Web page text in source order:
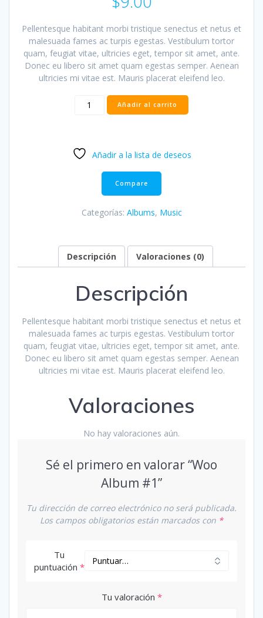
Pellentesque habitant morbi tristique senectus et netus et
malesuada fames ac turpis egestas. Vestibulum tortor
quam, feugiat vitae, ultricies eget, tempor sit amet, ante.
Donec eu libero sit amet quam egestas semper. Aenean
ultricies mi vitae est. Mauris placerat eleifend leo.
Woo
Album
Añadir al carrito
Añadir a la lista de deseos
Compare
Categorías: Albums, Music
Descripción Valoraciones (0)
Descripción
Pellentesque habitant morbi tristique senectus et netus et
malesuada fames ac turpis egestas. Vestibulum tortor
quam, feugiat vitae, ultricies eget, tempor sit amet, ante.
Donec eu libero sit amet quam egestas semper. Aenean
ultricies mi vitae est. Mauris placerat eleifend leo.
Valoraciones
No hay valoraciones aún.
Sé el primero en valorar “Woo
Album #1”
Tu dirección de correo electrónico no será publicada.
Los campos obligatorios están marcados con *
Tu
puntuación *
Tu valoración *